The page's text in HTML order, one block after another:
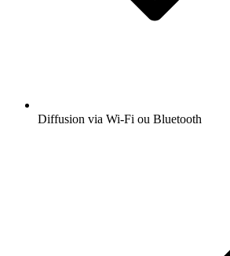
Diffusion via Wi-Fi ou Bluetooth